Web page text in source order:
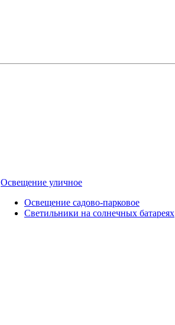
Освещение уличное
Освещение садово-парковое
Светильники на солнечных батареях